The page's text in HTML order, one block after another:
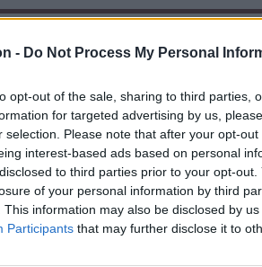
- Do Not Process My Personal
opt-out of the sale, sharing to third parties,
for targeted advertising by us,
selection. Please note that after your opt-
interest-based ads based on personal
to third parties prior to your opt-
of your personal information by third
This information may also be disclosed by
Participants that may further disclose it to